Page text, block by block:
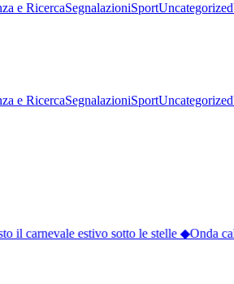
e RicercaSegnalazioniSportUncategorized
e RicercaSegnalazioniSportUncategorized
carnevale estivo sotto le stelle◆Onda